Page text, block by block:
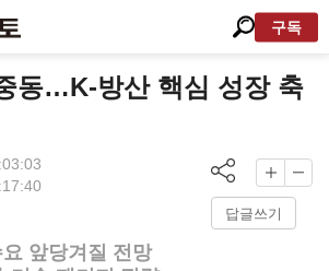
구독
동…K-방산 핵심 성장 축
답글쓰기
앞당겨질 전망